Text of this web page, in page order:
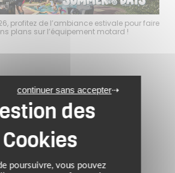
profitez de l’ambiance estivale pour faire
plans sur l’équipement motard !
poursuivre, vous pouvez
continuer sans accepter